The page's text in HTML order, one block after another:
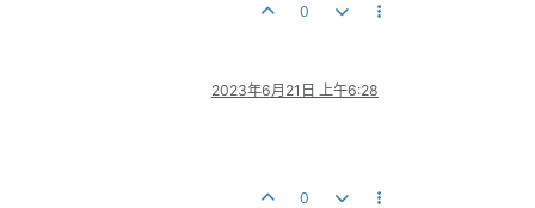
0
2023年6月21日 上午6:28
0